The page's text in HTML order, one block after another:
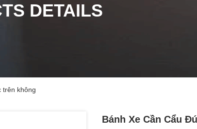
DETAILS
trên không
Bánh Xe Cần Cẩu